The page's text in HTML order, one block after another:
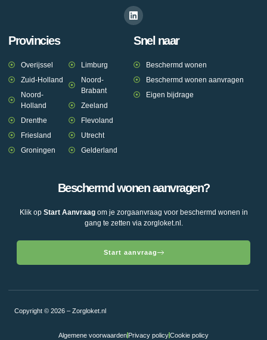
Provincies
Overijssel
Zuid-Holland
Noord-
Holland
Drenthe
Friesland
Groningen
Limburg
Noord-
Brabant
Zeeland
Flevoland
Utrecht
Gelderland
Snel naar
Beschermd wonen
Beschermd wonen aanvragen
Eigen bijdrage
Beschermd wonen aanvragen?
Klik op Start Aanvraagom je zorgaanvraag voor beschermd wonen in
gang te zetten via zorgloket.nl.
Start aanvraag
Copyright © 2026 – Zorgloket.nl
Algemene voorwaarden Privacy policyCookie policy